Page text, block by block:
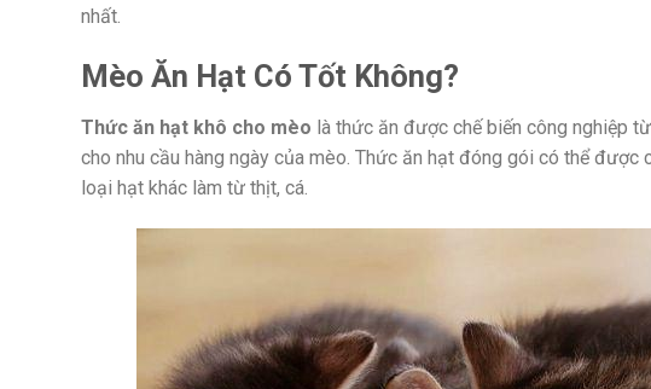
nhất.
Mèo Ăn Hạt Có Tốt Không?
Thức ăn hạt khô cho mèo là thức ăn được chế biến công nghiệp
cho nhu cầu hàng ngày của mèo. Thức ăn hạt đóng gói có thể
loại hạt khác làm từ thịt, cá.